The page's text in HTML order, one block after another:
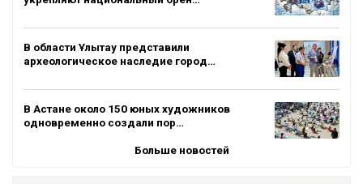
В области Ұлытау представили
археологическое наследие город…
В Астане около 150 юных художников
одновременно создали пор…
Больше новостей